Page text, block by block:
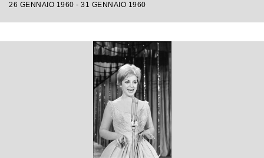
26 GENNAIO 1960 - 31 GENNAIO 1960